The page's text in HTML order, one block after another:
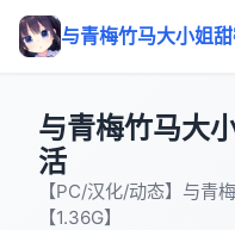
与青梅竹马大小姐
与青梅竹马大
活
【PC/汉化/动态】与青
【1.36G】